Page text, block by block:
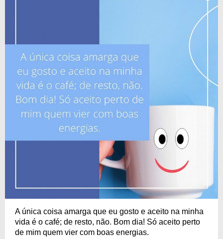
A única coisa amarga que eu gosto e aceito na minha
vida é o café; de resto, não. Bom dia! Só aceito perto
de mim quem vier com boas energias.